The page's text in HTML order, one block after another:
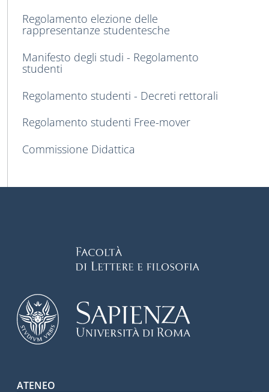
Regolamento elezione delle
rappresentanze studentesche
Manifesto degli studi - Regolamento
studenti
Regolamento studenti - Decreti rettorali
Regolamento studenti Free-mover
Commissione Didattica
ATENEO